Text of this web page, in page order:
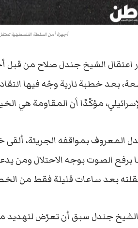
أجهزة أمن السلطة الفلسطينية
اعتقال الشيخ جندل صلاح من
بعد خطبة نارية وجّه فيها
مؤكّدًا أن المقاومة هي
المعروف بمواقفه الجريئة،
برفع الصوت بوجه الاحتلال ومن
بعد ساعات قليلة فقط من
الشيخ جندل سبق أن تعرّض لتهديد